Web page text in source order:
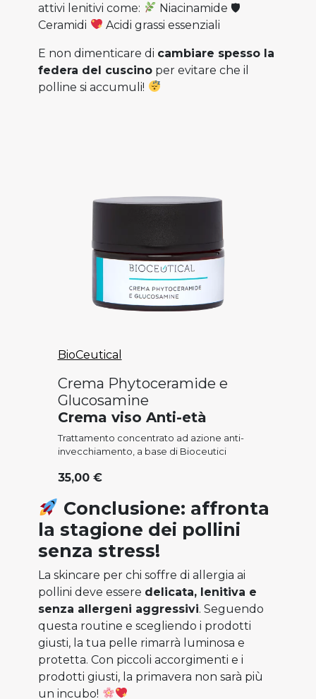
attivi lenitivi come:
Niacinamide 🛡
Ceramidi
Acidi grassi essenziali
E non dimenticare di cambiare spesso la
federa del cuscino per evitare che il
polline si accumuli!
BioCeutical
Crema Phytoceramide e
Glucosamine
Crema viso Anti-età
Trattamento concentrato ad azione anti-
invecchiamento, a base di Bioceutici
35,00 €
Conclusione: affronta
la stagione dei pollini
senza stress!
La skincare per chi soffre di allergia ai
pollini deve essere delicata, lenitiva e
senza allergeni aggressivi. Seguendo
questa routine e scegliendo i prodotti
giusti, la tua pelle rimarrà luminosa e
protetta. Con piccoli accorgimenti e i
prodotti giusti, la primavera non sarà più
un incubo!